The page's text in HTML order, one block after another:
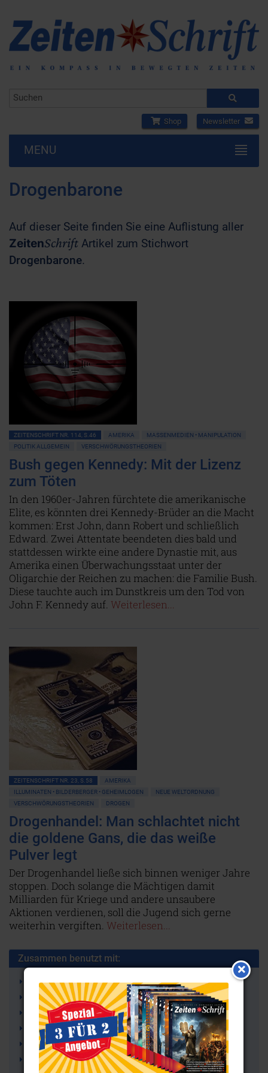
Shop Newsletter
MENU
Drogenbarone
Auf dieser Seite finden Sie eine Auflistung aller
ZeitenSchrift Artikel zum Stichwort
Drogenbarone.
ZEITENSCHRIFT NR. 114, S.46 AMERIKA
MASSENMEDIEN • MANIPULATION
POLITIK ALLGEMEIN
VERSCHWÖRUNGSTHEORIEN
Bush gegen Kennedy: Mit der Lizenz
zum Töten
In den 1960er-Jahren fürchtete die amerikanische
Elite, es könnten drei Kennedy-Brüder an die Macht
kommen: Erst John, dann Robert und schließlich
Edward. Zwei Attentate beendeten dies bald und
stattdessen wirkte eine andere Dynastie mit, aus
Amerika einen Überwachungsstaat unter der
Oligarchie der Reichen zu machen: die Familie Bush.
Diese tauchte auch im Dunstkreis um den Tod von
John F. Kennedy auf. Weiterlesen...
ZEITENSCHRIFT NR. 23, S.58
AMERIKA
ILLUMINATEN • BILDERBERGER • GEHEIMLOGEN
NEUE WELTORDNUNG
VERSCHWÖRUNGSTHEORIEN
DROGEN
Drogenhandel: Man schlachtet nicht
die goldene Gans, die das weiße
Pulver legt
Der Drogenhandel ließe sich binnen weniger Jahre
stoppen. Doch solange die Mächtigen damit
Milliarden für Kriege und andere unsaubere
Aktionen verdienen, soll die Jugend sich gerne
weiterhin vergiften. Weiterlesen...
Zusammen benutzt mit:
CIA (Central Intelligence Agency)
Geheimdienste
George Bush
Amerika
Heroin
Mark David Chapman (Lennon-Mörder)